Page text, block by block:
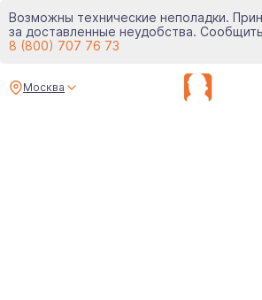
Возможны технические неполадки.
за доставленные неудобства.
8 (800) 707 76 73
Москва